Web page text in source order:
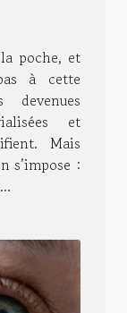
poche, et
à cette
devenues
et
Mais
s’impose :